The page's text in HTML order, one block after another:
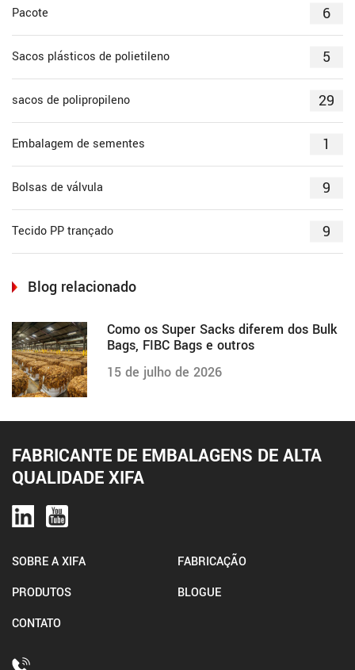
Pacote 6
Sacos plásticos de polietileno 5
sacos de polipropileno 29
Embalagem de sementes 1
Bolsas de válvula 9
Tecido PP trançado 9
Blog relacionado
Como os Super Sacks diferem dos Bulk
Bags, FIBC Bags e outros
15 de julho de 2026
FABRICANTE DE EMBALAGENS DE ALTA
QUALIDADE XIFA
SOBRE A XIFA
FABRICAÇÃO
PRODUTOS
BLOGUE
CONTATO